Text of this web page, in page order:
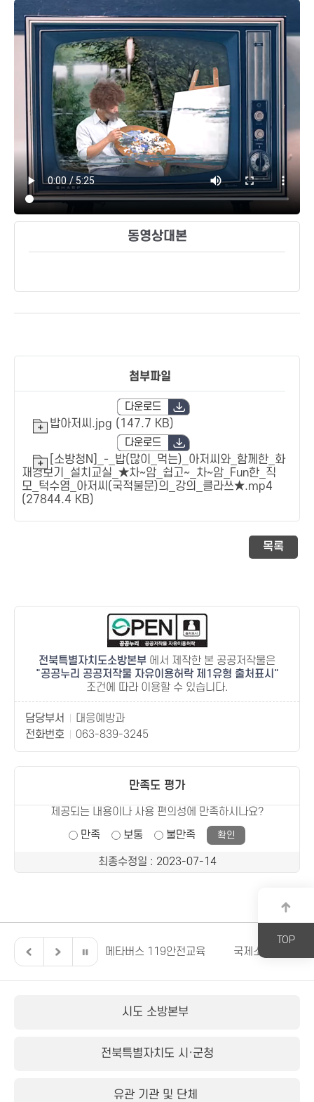
동영상대본
첨부파일
다운로드
밥아저씨.jpg (147.7 KB)
다운로드
[소방청N]_-_밥(많이_먹는)_아저씨와_함께한_화
재경보기_설치교실_★차~암_쉽고~_차~암_Fun한_직
모_턱수염_아저씨(국적불문)의_강의_클라쓰★.mp4
(27844.4 KB)
목록
전북특별자치도소방본부 에서 제작한 본 공공저작물은
공공누리 공공저작물 자유이용허락 제1유형 출처표시
조건에 따라 이용할 수 있습니다.
담당부서
대응예방과
전화번호
063-839-3245
만족도 평가
제공되는 내용이나 사용 편의성에 만족하시나요?
만족
보통 불만족
최종수정일 : 2023-07-14
TOP
전북특별자치도 메타버스 119안전교육 국제소방안전박
시도 소방본부
전북특별자치도 시·군청
유관 기관 및 단체